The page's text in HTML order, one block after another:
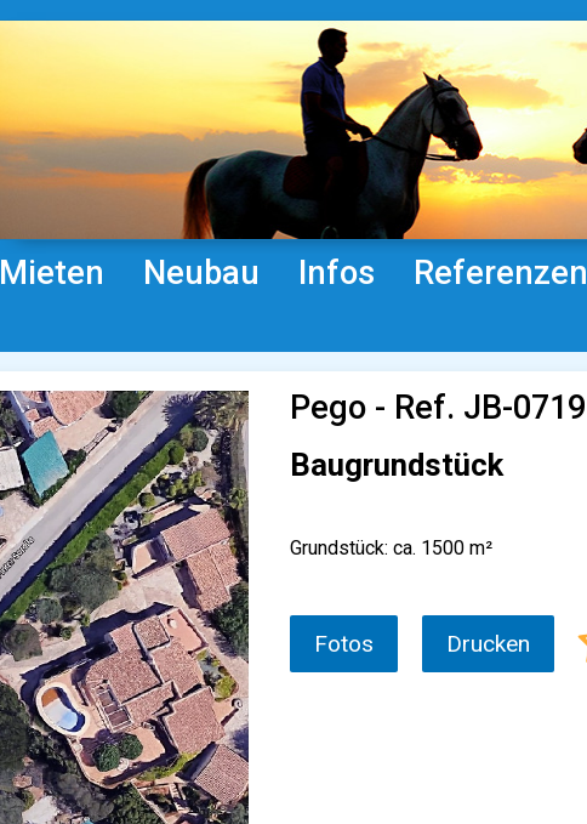
Mieten Neubau Infos Referenzen
Pego - Ref. JB-0719
Baugrundstück
Grundstück: ca. 1500 m²
Fotos Drucken